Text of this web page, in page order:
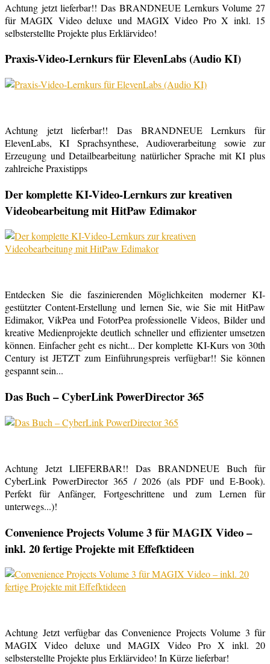
Achtung jetzt lieferbar!! Das BRANDNEUE Lernkurs Volume 27
für MAGIX Video deluxe und MAGIX Video Pro X inkl. 15
selbsterstellte Projekte plus Erklärvideo!
Praxis-Video-Lernkurs für ElevenLabs (Audio KI)
Achtung jetzt lieferbar!! Das BRANDNEUE Lernkurs für
ElevenLabs, KI Sprachsynthese, Audioverarbeitung sowie zur
Erzeugung und Detailbearbeitung natürlicher Sprache mit KI plus
zahlreiche Praxistipps
Der komplette KI-Video-Lernkurs zur kreativen
Videobearbeitung mit HitPaw Edimakor
Entdecken Sie die faszinierenden Möglichkeiten moderner KI-
gestützter Content-Erstellung und lernen Sie, wie Sie mit HitPaw
Edimakor, VikPea und FotorPea professionelle Videos, Bilder und
kreative Medienprojekte deutlich schneller und effizienter umsetzen
können. Einfacher geht es nicht... Der komplette KI-Kurs von 30th
Century ist JETZT zum Einführungspreis verfügbar!! Sie können
gespannt sein...
Das Buch – CyberLink PowerDirector 365
Achtung Jetzt LIEFERBAR!! Das BRANDNEUE Buch für
CyberLink PowerDirector 365 / 2026 (als PDF und E-Book).
Perfekt für Anfänger, Fortgeschrittene und zum Lernen für
unterwegs...)!
Convenience Projects Volume 3 für MAGIX Video –
inkl. 20 fertige Projekte mit Effefktideen
Achtung Jetzt verfügbar das Convenience Projects Volume 3 für
MAGIX Video deluxe und MAGIX Video Pro X inkl. 20
selbsterstellte Projekte plus Erklärvideo! In Kürze lieferbar!